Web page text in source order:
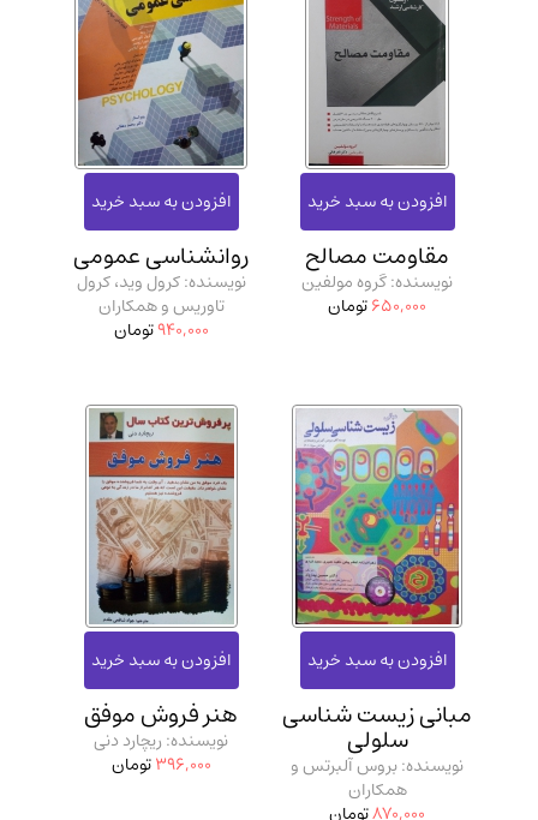
مقاومت مصالح
نویسنده: گروه مولفین
650,000تومان
روانشناسی عمومی
نویسنده: کرول وید، کرول
تاوریس و همکاران
940,000تومان
مبانی زیست شناسی
سلولی
نویسنده: بروس آلبرتس و
همکاران
870,000تومان
هنر فروش موفق
نویسنده: ریچارد دنی
396,000تومان